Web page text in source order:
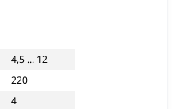
4,5 ... 12
220
4